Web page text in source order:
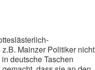
Mainzer Politiker nicht
deutsche Taschen